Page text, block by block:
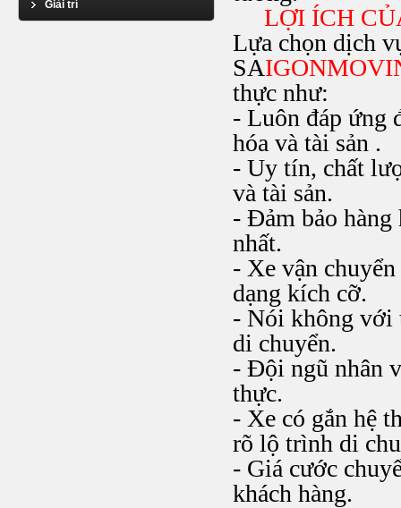
Giải trí
LỢI ÍCH
Lựa chọn dịch
SA
thực như:
- Luôn đáp ứng
hóa và tài sản .
- Uy tín, chất
và tài sản.
- Đảm bảo hàng
nhất.
- Xe vận
dạng kích cỡ.
- Nói không với
di chuyển.
- Đội ngũ nhân
thực.
- Xe có gắn hệ
rõ lộ trình di
- Giá cước
khách hàng.